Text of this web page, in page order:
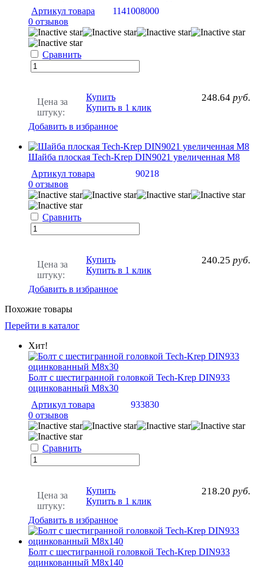
Артикул товара
1141008000
0 отзывов
Сравнить
Цена за
штуку:
248.64 руб.
Купить
Купить в 1 клик
Добавить в избранное
Шайба плоская Tech-Krep DIN9021 увеличенная М8
Артикул товара
90218
0 отзывов
Сравнить
Цена за
штуку:
240.25 руб.
Купить
Купить в 1 клик
Добавить в избранное
Похожие товары
Перейти в каталог
Хит!
Болт с шестигранной головкой Tech-Krep DIN933
оцинкованный М8х30
Артикул товара
933830
0 отзывов
Сравнить
Цена за
штуку:
218.20 руб.
Купить
Купить в 1 клик
Добавить в избранное
Болт с шестигранной головкой Tech-Krep DIN933
оцинкованный М8х140